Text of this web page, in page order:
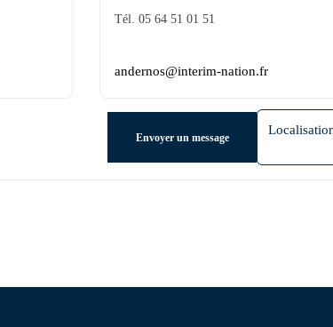
Tél. 05 64 51 01 51
andernos@interim-nation.fr
Envoyer un message